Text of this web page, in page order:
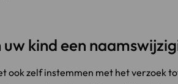
kind een
ook zelf instemmen met het verzoek